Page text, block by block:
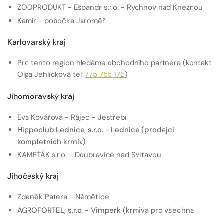
ZOOPRODUKT - Ešpandr s.r.o. - Rychnov nad Kněžnou
Kamír - pobočka Jaroměř
Karlovarský kraj
Pro tento region hledáme obchodního partnera (kontakt
Olga Jehličková tel: 775 755 176)
Jihomoravský kraj
Eva Kovářová - Rájec - Jestřebí
Hippoclub Lednice, s.r.o. - Lednice (prodejci
kompletních krmiv)
KAMEŤÁK s.r.o. - Doubravice nad Svitavou
Jihočeský kraj
Zdeněk Patera - Němětice
AGROFORTEL, s.r.o. - Vimperk (krmiva pro všechna